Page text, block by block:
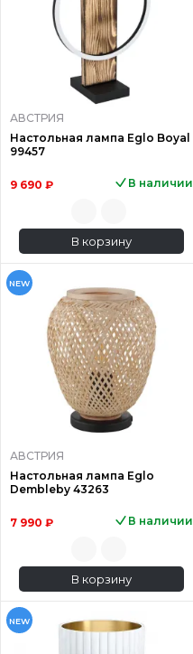
АВСТРИЯ
Настольная лампа Eglo Boyal
99457
9 690 ₽ В наличии
В корзину
NEW
АВСТРИЯ
Настольная лампа Eglo
Dembleby 43263
7 990 ₽ В наличии
В корзину
NEW